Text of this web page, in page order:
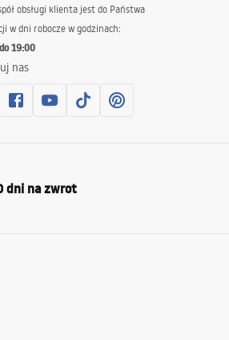
obsługi klienta jest do Państwa
w dni robocze w godzinach:
19:00
nas
dni na zwrot